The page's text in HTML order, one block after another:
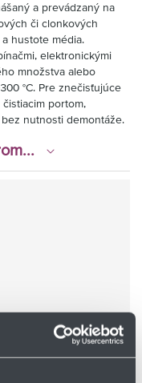
a prevádzaný na
či clonkových
hustote média.
elektronickými
množstva alebo
°C. Pre znečisťujúce
portom,
nutnosti demontáže.